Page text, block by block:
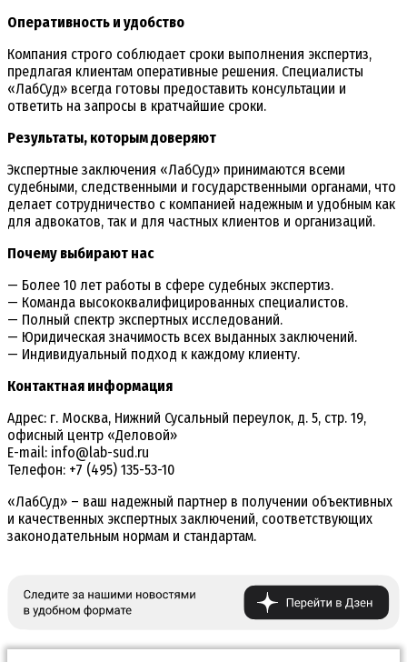
Оперативность и удобство
Компания строго соблюдает сроки выполнения экспертиз,
предлагая клиентам оперативные решения. Специалисты
«ЛабСуд» всегда готовы предоставить консультации и
ответить на запросы в кратчайшие сроки.
Результаты, которым доверяют
Экспертные заключения «ЛабСуд» принимаются всеми
судебными, следственными и государственными органами, что
делает сотрудничество с компанией надежным и удобным как
для адвокатов, так и для частных клиентов и организаций.
Почему выбирают нас
— Более 10 лет работы в сфере судебных экспертиз.
— Команда высококвалифицированных специалистов.
— Полный спектр экспертных исследований.
— Юридическая значимость всех выданных заключений.
— Индивидуальный подход к каждому клиенту.
Контактная информация
Адрес: г. Москва, Нижний Сусальный переулок, д. 5, стр. 19,
офисный центр «Деловой»
E-mail: info@lab-sud.ru
Телефон: +7 (495) 135-53-10
«ЛабСуд» – ваш надежный партнер в получении объективных
и качественных экспертных заключений, соответствующих
законодательным нормам и стандартам.